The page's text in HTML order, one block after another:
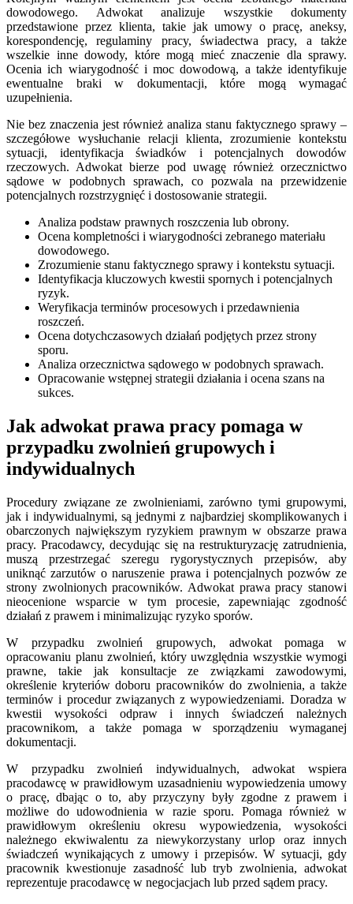
dowodowego. Adwokat analizuje wszystkie dokumenty
przedstawione przez klienta, takie jak umowy o pracę, aneksy,
korespondencję, regulaminy pracy, świadectwa pracy, a także
wszelkie inne dowody, które mogą mieć znaczenie dla sprawy.
Ocenia ich wiarygodność i moc dowodową, a także identyfikuje
ewentualne braki w dokumentacji, które mogą wymagać
uzupełnienia.
Nie bez znaczenia jest również analiza stanu faktycznego sprawy –
szczegółowe wysłuchanie relacji klienta, zrozumienie kontekstu
sytuacji, identyfikacja świadków i potencjalnych dowodów
rzeczowych. Adwokat bierze pod uwagę również orzecznictwo
sądowe w podobnych sprawach, co pozwala na przewidzenie
potencjalnych rozstrzygnięć i dostosowanie strategii.
Analiza podstaw prawnych roszczenia lub obrony.
Ocena kompletności i wiarygodności zebranego materiału
dowodowego.
Zrozumienie stanu faktycznego sprawy i kontekstu sytuacji.
Identyfikacja kluczowych kwestii spornych i potencjalnych
ryzyk.
Weryfikacja terminów procesowych i przedawnienia
roszczeń.
Ocena dotychczasowych działań podjętych przez strony
sporu.
Analiza orzecznictwa sądowego w podobnych sprawach.
Opracowanie wstępnej strategii działania i ocena szans na
sukces.
Jak adwokat prawa pracy pomaga w
przypadku zwolnień grupowych i
indywidualnych
Procedury związane ze zwolnieniami, zarówno tymi grupowymi,
jak i indywidualnymi, są jednymi z najbardziej skomplikowanych i
obarczonych największym ryzykiem prawnym w obszarze prawa
pracy. Pracodawcy, decydując się na restrukturyzację zatrudnienia,
muszą przestrzegać szeregu rygorystycznych przepisów, aby
uniknąć zarzutów o naruszenie prawa i potencjalnych pozwów ze
strony zwolnionych pracowników. Adwokat prawa pracy stanowi
nieocenione wsparcie w tym procesie, zapewniając zgodność
działań z prawem i minimalizując ryzyko sporów.
W przypadku zwolnień grupowych, adwokat pomaga w
opracowaniu planu zwolnień, który uwzględnia wszystkie wymogi
prawne, takie jak konsultacje ze związkami zawodowymi,
określenie kryteriów doboru pracowników do zwolnienia, a także
terminów i procedur związanych z wypowiedzeniami. Doradza w
kwestii wysokości odpraw i innych świadczeń należnych
pracownikom, a także pomaga w sporządzeniu wymaganej
dokumentacji.
W przypadku zwolnień indywidualnych, adwokat wspiera
pracodawcę w prawidłowym uzasadnieniu wypowiedzenia umowy
o pracę, dbając o to, aby przyczyny były zgodne z prawem i
możliwe do udowodnienia w razie sporu. Pomaga również w
prawidłowym określeniu okresu wypowiedzenia, wysokości
należnego ekwiwalentu za niewykorzystany urlop oraz innych
świadczeń wynikających z umowy i przepisów. W sytuacji, gdy
pracownik kwestionuje zasadność lub tryb zwolnienia, adwokat
reprezentuje pracodawcę w negocjacjach lub przed sądem pracy.